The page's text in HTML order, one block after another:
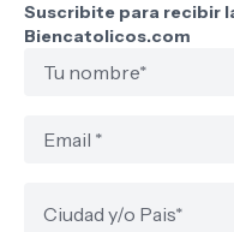
Suscribite para recibir
Biencatolicos.com